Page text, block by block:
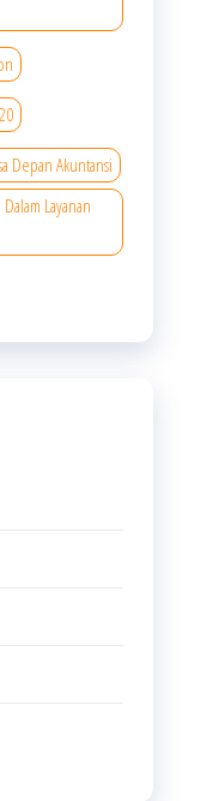
Depan Akuntansi
Layanan